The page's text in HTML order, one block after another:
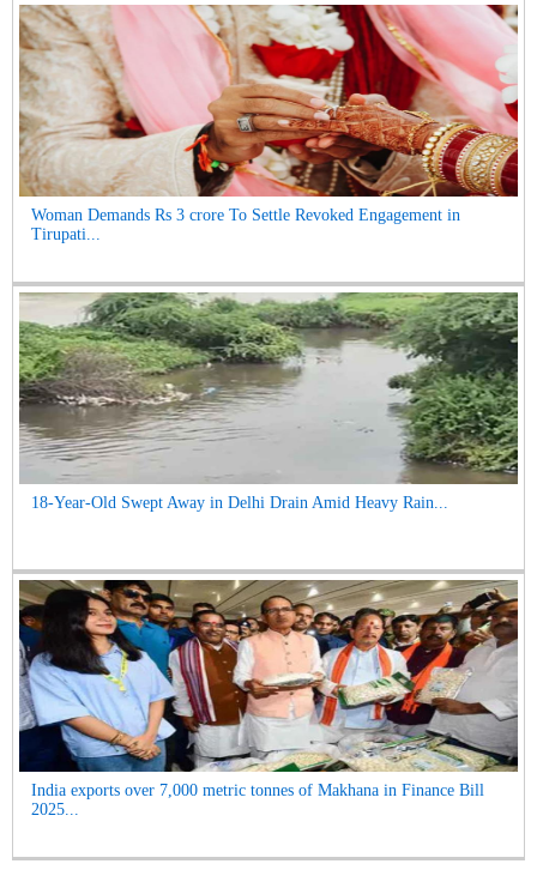
Woman Demands Rs 3 crore To Settle Revoked Engagement in
Tirupati...
18-Year-Old Swept Away in Delhi Drain Amid Heavy Rain...
India exports over 7,000 metric tonnes of Makhana in Finance Bill
2025...